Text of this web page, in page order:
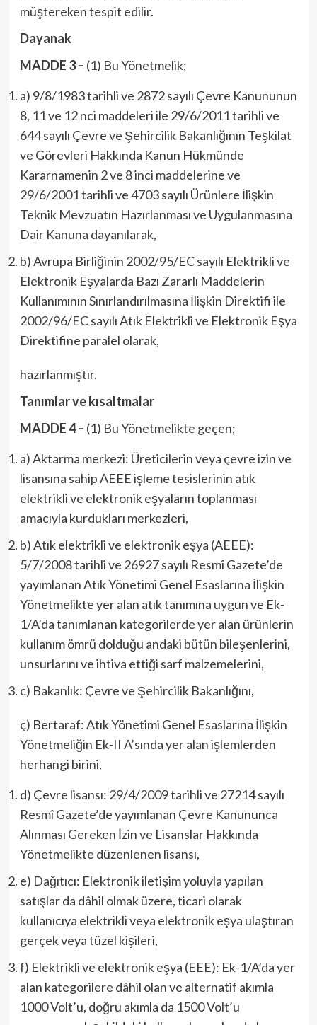
müştereken tespit edilir.
Dayanak
MADDE 3 – (1) Bu Yönetmelik;
a) 9/8/1983 tarihli ve 2872 sayılı Çevre Kanununun
8, 11 ve 12 nci maddeleri ile 29/6/2011 tarihli ve
644 sayılı Çevre ve Şehircilik Bakanlığının Teşkilat
ve Görevleri Hakkında Kanun Hükmünde
Kararnamenin 2 ve 8 inci maddelerine ve
29/6/2001 tarihli ve 4703 sayılı Ürünlere İlişkin
Teknik Mevzuatın Hazırlanması ve Uygulanmasına
Dair Kanuna dayanılarak,
b) Avrupa Birliğinin 2002/95/EC sayılı Elektrikli ve
Elektronik Eşyalarda Bazı Zararlı Maddelerin
Kullanımının Sınırlandırılmasına İlişkin Direktifi ile
2002/96/EC sayılı Atık Elektrikli ve Elektronik Eşya
Direktifine paralel olarak,
hazırlanmıştır.
Tanımlar ve kısaltmalar
MADDE 4 – (1) Bu Yönetmelikte geçen;
a) Aktarma merkezi: Üreticilerin veya çevre izin ve
lisansına sahip AEEE işleme tesislerinin atık
elektrikli ve elektronik eşyaların toplanması
amacıyla kurdukları merkezleri,
b) Atık elektrikli ve elektronik eşya (AEEE):
5/7/2008 tarihli ve 26927 sayılı Resmî Gazete’de
yayımlanan Atık Yönetimi Genel Esaslarına İlişkin
Yönetmelikte yer alan atık tanımına uygun ve Ek-
1/A’da tanımlanan kategorilerde yer alan ürünlerin
kullanım ömrü dolduğu andaki bütün bileşenlerini,
unsurlarını ve ihtiva ettiği sarf malzemelerini,
c) Bakanlık: Çevre ve Şehircilik Bakanlığını,
ç) Bertaraf: Atık Yönetimi Genel Esaslarına İlişkin
Yönetmeliğin Ek-II A’sında yer alan işlemlerden
herhangi birini,
d) Çevre lisansı: 29/4/2009 tarihli ve 27214 sayılı
Resmî Gazete’de yayımlanan Çevre Kanununca
Alınması Gereken İzin ve Lisanslar Hakkında
Yönetmelikte düzenlenen lisansı,
e) Dağıtıcı: Elektronik iletişim yoluyla yapılan
satışlar da dâhil olmak üzere, ticari olarak
kullanıcıya elektrikli veya elektronik eşya ulaştıran
gerçek veya tüzel kişileri,
f) Elektrikli ve elektronik eşya (EEE): Ek-1/A’da yer
alan kategorilere dâhil olan ve alternatif akımla
1000 Volt’u, doğru akımla da 1500 Volt’u